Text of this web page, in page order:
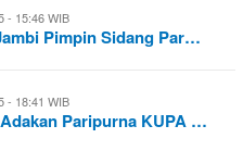
- 15:46 WIB
Pimpin Sidang Par…
- 18:41 WIB
Paripurna KUPA …